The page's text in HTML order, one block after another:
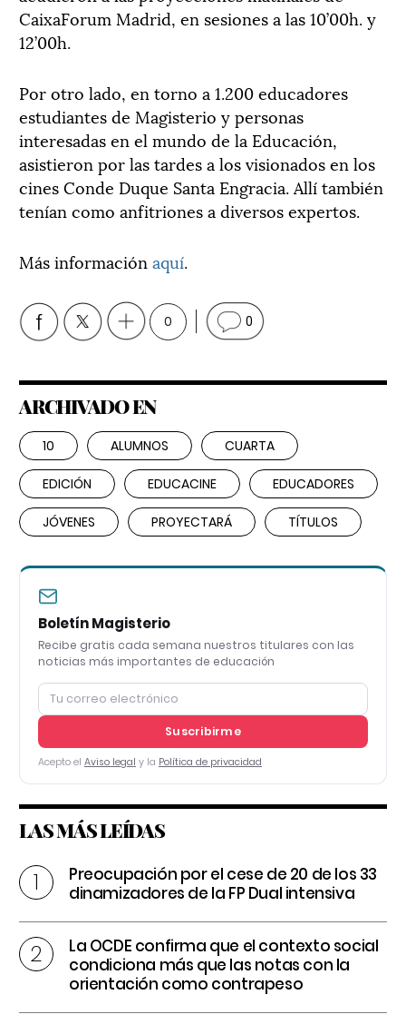
CaixaForum Madrid, en sesiones a las 10’00h. y
12’00h.
Por otro lado, en torno a 1.200 educadores
estudiantes de Magisterio y personas
interesadas en el mundo de la Educación,
asistieron por las tardes a los visionados en los
cines Conde Duque Santa Engracia. Allí también
tenían como anfitriones a diversos expertos.
Más información aquí.
0 0
ARCHIVADO EN
10 ALUMNOS CUARTA
EDICIÓN EDUCACINE EDUCADORES
JÓVENES PROYECTARÁ TÍTULOS
Boletín Magisterio
Recibe gratis cada semana nuestros titulares con las
noticias más importantes de educación
Suscribirme
Acepto el Aviso legal y la Política de privacidad
LAS MÁS LEÍDAS
Preocupación por el cese de 20 de los 33
dinamizadores de la FP Dual intensiva
La OCDE confirma que el contexto social
condiciona más que las notas con la
orientación como contrapeso